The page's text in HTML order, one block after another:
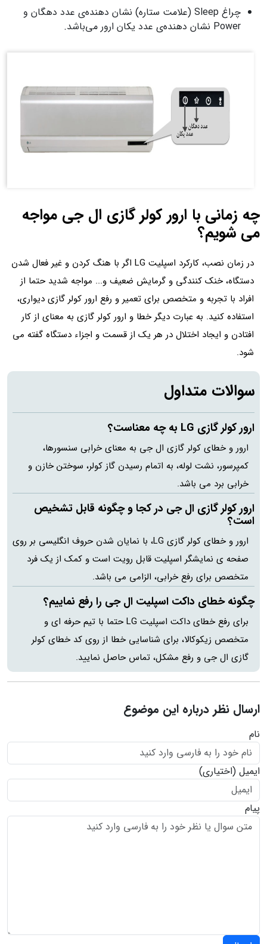
چراغ Sleep (علامت ستاره) نشان ­دهنده­‌ی عدد دهگان و
Power نشان­ دهنده­‌ی عدد یکان ارور می‌­باشد.
چه زمانی با ارور کولر گازی ال جی مواجه
می شویم؟
در زمان نصب، کارکرد اسپلیت LG اگر با هنگ کردن و غیر فعال شدن
دستگاه، خنک کنندگی و گرمایش ضعیف و... مواجه شدید حتما از
افراد با تجربه و متخصص برای تعمیر و رفع ارور کولر گازی دیواری،
استفاده کنید. به عبارت دیگر خطا و ارور کولر گازی به معنای از کار
افتادن و ایجاد اختلال در هر یک از قسمت و اجزاء دستگاه گفته می
شود.
سوالات متداول
ارور کولر گازی LG به چه معناست؟
ارور و خطای کولر گازی ال جی به معنای خرابی سنسورها،
کمپرسور، نشت لوله، به اتمام رسیدن گاز کولر، سوختن خازن و
خرابی برد می باشد.
ارور کولر گازی ال جی در کجا و چگونه قابل تشخیص
است؟
ارور و خطای کولر گازی LG، با نمایان شدن حروف انگلیسی بر روی
صفحه ی نمایشگر اسپلیت قابل رویت است و کمک از یک فرد
متخصص برای رفع خرابی، الزامی می باشد.
چگونه خطای داکت اسپلیت ال جی را رفع نماییم؟
برای رفع خطای داکت اسپلیت LG حتما با تیم حرفه ای و
متخصص زیکوکالا، برای شناسایی خطا از روی کد خطای کولر
گازی ال جی و رفع مشکل، تماس حاصل نمایید.
ارسال نظر درباره این موضوع
نام
ایمیل (اختیاری)
پیام